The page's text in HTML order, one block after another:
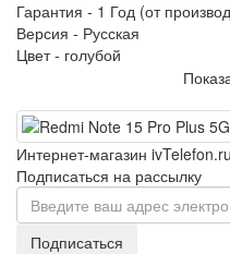
Гарантия - 1 Год (от
Версия - Русская
Цвет - голубой
Интернет-магазин ivTelefon.ru
Подписаться на рассылку
Подписаться